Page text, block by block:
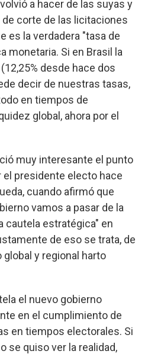
a hacer de las suyas y
corte de las licitaciones
es la verdadera "tasa de
monetaria. Si en Brasil la
desde hace dos
decir de nuestras tasas,
en tiempos de
global, ahora por el
muy interesante el punto
el presidente electo hace
cuando afirmó que
vamos a pasar de la
cautela estratégica" en
de eso se trata, de
y regional harto
el nuevo gobierno
en el cumplimiento de
en tiempos electorales. Si
se quiso ver la realidad,